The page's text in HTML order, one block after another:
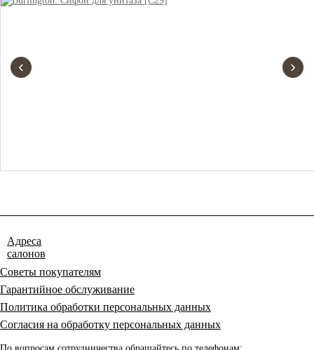
‹ ›
Адреса
салонов
Советы покупателям
Гарантийное обслуживание
Политика обработки персональных данных
Согласия на обработку персональных данных